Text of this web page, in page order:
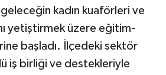
kadın kuaförleri ve
yetiştirmek üzere eğitim-
başladı. İlçedeki sektör
iş birliği ve destekleriyle